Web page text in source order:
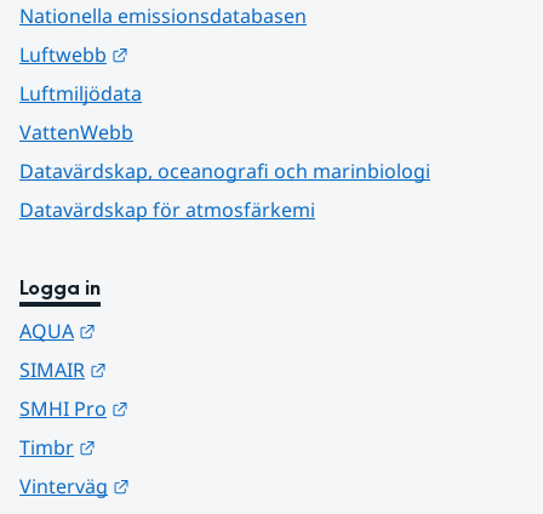
Nationella emissionsdatabasen
Luftwebb
Luftmiljödata
VattenWebb
Datavärdskap, oceanografi och marinbiologi
Datavärdskap för atmosfärkemi
Logga in
AQUA
SIMAIR
SMHI Pro
Timbr
Vinterväg